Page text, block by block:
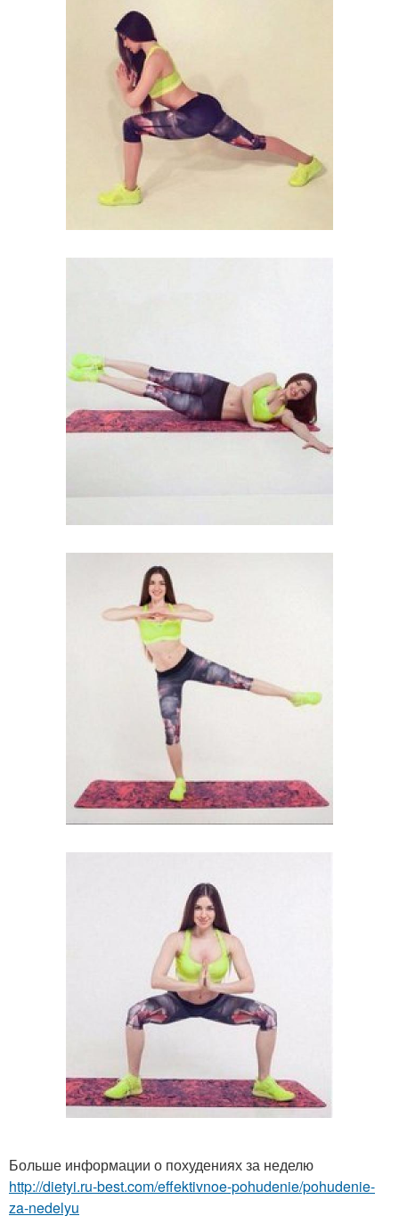
Больше информации о похудениях за неделю
http://dietyi.ru-best.com/effektivnoe-pohudenie/pohudenie-
za-nedelyu